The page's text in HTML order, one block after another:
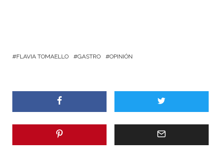
FLAVIA TOMAELLO GASTRO OPINIÓN